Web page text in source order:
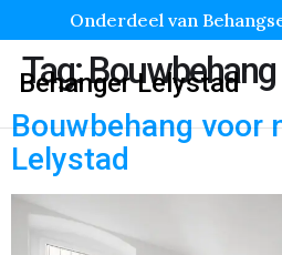
Onderdeel van
Behanger Lelystad
Tag:
Bouwbehang voor
Lelystad